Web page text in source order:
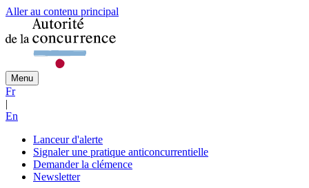
Aller au contenu principal
Menu
Fr
|
En
Lanceur d'alerte
Signaler une pratique anticoncurrentielle
Demander la clémence
Newsletter